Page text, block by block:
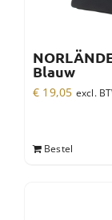
Blauw
€ 19,05 excl.
Bestel